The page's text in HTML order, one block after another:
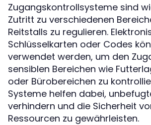
Zugangskontrollsysteme sind
Zutritt zu verschiedenen
Reitstalls zu regulieren.
Schlüsselkarten oder Codes
verwendet werden, um den
sensiblen Bereichen wie
oder Bürobereichen zu
Systeme helfen dabei,
verhindern und die Sicherheit
Ressourcen zu gewährleisten.